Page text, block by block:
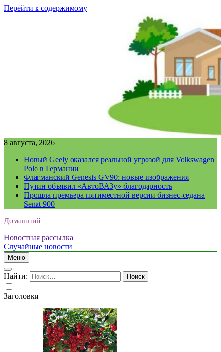
Перейти к содержимому
8 августа, 2026
Новый Geely оказался реальной угрозой для Volkswagen
Polo в Германии
Флагманский Genesis GV90: новые изображения
Путин объявил «АвтоВАЗу» благодарность
Прошла премьера пятиместной версии бизнес-седана
Senat 900
Домашний
Новостная рассылка
Случайные новости
Меню
Найти:
Заголовки